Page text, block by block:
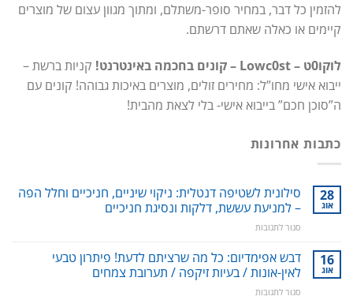
להזמין כל דבר, במחיר סופר-משתלם, ומתוך מגוון עצום של מוצרים
קיימים או כאלה שאתם דרשתם.
לוקו0ט – Lowc0st – קונים בחכמה באינטרנט!
קניות ברשת –
ייבוא אישי מחו”ל: מחירים זולים, מוצרים באיכות גבוהה! קונים עם
ה”סוכן חכם” בייבוא אישי- בלי לצאת מהבית!
כתבות אחרונות
28
אוג
סילונית לשטיפה דנטלית: ניקוי שיניים, חניכיים וחלל הפה
– למניעת עששת, דלקות ונסיגת חניכיים
סגור לתגובותעל
לשטיפה
דנטלית:
ניקוי
שיניים,
16
אוג
דבש אפימדיום: כל מה שרציתם לדעת! פיתרון טבעי
לאין-אונות / בעיות זיקפה / תערובת צמחים
סגור לתגובותעל